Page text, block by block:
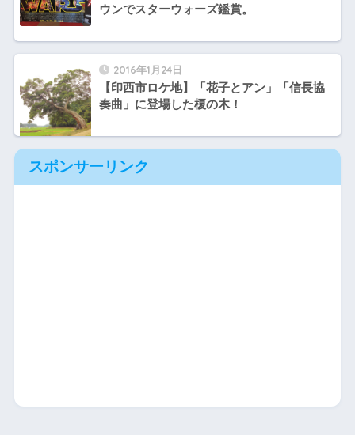
ウンでスターウォーズ鑑賞。
2016年1月24日
【印西市ロケ地】「花子とアン」「信長協
奏曲」に登場した榎の木！
スポンサーリンク